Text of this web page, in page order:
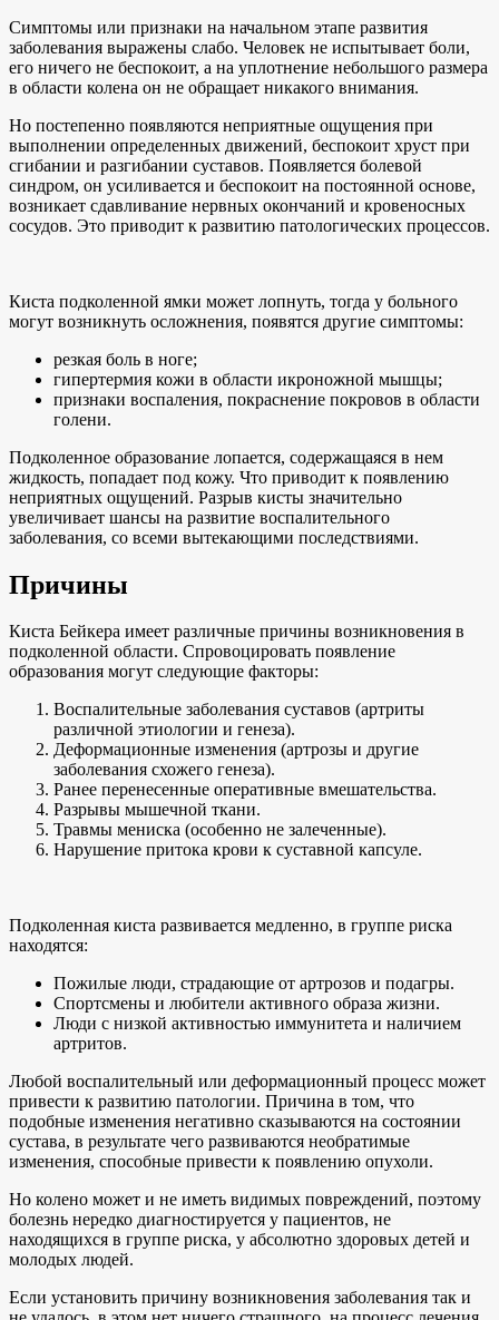
Симптомы или признаки на начальном этапе развития
заболевания выражены слабо. Человек не испытывает боли,
его ничего не беспокоит, а на уплотнение небольшого размера
в области колена он не обращает никакого внимания.
Но постепенно появляются неприятные ощущения при
выполнении определенных движений, беспокоит хруст при
сгибании и разгибании суставов. Появляется болевой
синдром, он усиливается и беспокоит на постоянной основе,
возникает сдавливание нервных окончаний и кровеносных
сосудов. Это приводит к развитию патологических процессов.
Киста подколенной ямки может лопнуть, тогда у больного
могут возникнуть осложнения, появятся другие симптомы:
резкая боль в ноге;
гипертермия кожи в области икроножной мышцы;
признаки воспаления, покраснение покровов в области
голени.
Подколенное образование лопается, содержащаяся в нем
жидкость, попадает под кожу. Что приводит к появлению
неприятных ощущений. Разрыв кисты значительно
увеличивает шансы на развитие воспалительного
заболевания, со всеми вытекающими последствиями.
Причины
Киста Бейкера имеет различные причины возникновения в
подколенной области. Спровоцировать появление
образования могут следующие факторы:
Воспалительные заболевания суставов (артриты
различной этиологии и генеза).
Деформационные изменения (артрозы и другие
заболевания схожего генеза).
Ранее перенесенные оперативные вмешательства.
Разрывы мышечной ткани.
Травмы мениска (особенно не залеченные).
Нарушение притока крови к суставной капсуле.
Подколенная киста развивается медленно, в группе риска
находятся:
Пожилые люди, страдающие от артрозов и подагры.
Спортсмены и любители активного образа жизни.
Люди с низкой активностью иммунитета и наличием
артритов.
Любой воспалительный или деформационный процесс может
привести к развитию патологии. Причина в том, что
подобные изменения негативно сказываются на состоянии
сустава, в результате чего развиваются необратимые
изменения, способные привести к появлению опухоли.
Но колено может и не иметь видимых повреждений, поэтому
болезнь нередко диагностируется у пациентов, не
находящихся в группе риска, у абсолютно здоровых детей и
молодых людей.
Если установить причину возникновения заболевания так и